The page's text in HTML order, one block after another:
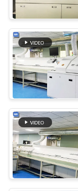
질
관
리
연
락
주
세
요
SMT
땜납
터